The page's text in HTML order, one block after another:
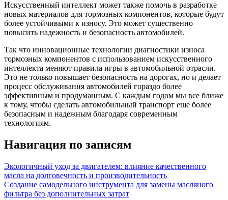
Искусственный интеллект может также помочь в разработке
новых материалов для тормозных компонентов, которые будут
более устойчивыми к износу. Это может существенно
повысить надежность и безопасность автомобилей.
Так что инновационные технологии диагностики износа
тормозных компонентов с использованием искусственного
интеллекта меняют правила игры в автомобильной отрасли.
Это не только повышает безопасность на дорогах, но и делает
процесс обслуживания автомобилей гораздо более
эффективным и продуманным. С каждым годом мы все ближе
к тому, чтобы сделать автомобильный транспорт еще более
безопасным и надежным благодаря современным
технологиям.
Навигация по записям
Экологичный уход за двигателем: влияние качественного
масла на долговечность и производительность
Создание самодельного инструмента для замены масляного
фильтра без дополнительных затрат